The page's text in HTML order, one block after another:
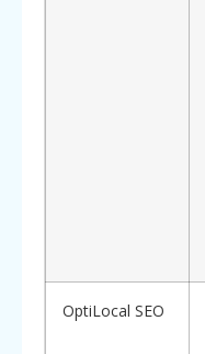
OptiLocal SEO